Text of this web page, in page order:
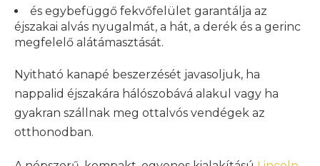
és egybefüggő fekvőfelület garantálja az
éjszakai alvás nyugalmát, a hát, a derék és a gerinc
megfelelő alátámasztását.
Nyitható kanapé beszerzését javasoljuk, ha
nappalid éjszakára hálószobává alakul vagy ha
gyakran szállnak meg ottalvós vendégek az
otthonodban.